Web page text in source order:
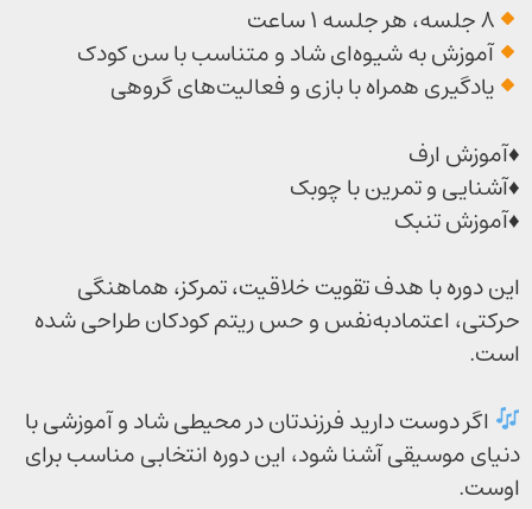
۸ جلسه، هر جلسه ۱ ساعت
آموزش به شیوه‌ای شاد و متناسب با سن کودک
یادگیری همراه با بازی و فعالیت‌های گروهی
♦️آموزش ارف
♦️آشنایی و تمرین با چوبک
♦️آموزش تنبک
این دوره با هدف تقویت خلاقیت، تمرکز، هماهنگی
حرکتی، اعتمادبه‌نفس و حس ریتم کودکان طراحی شده
است.
اگر دوست دارید فرزندتان در محیطی شاد و آموزشی با
دنیای موسیقی آشنا شود، این دوره انتخابی مناسب برای
اوست.